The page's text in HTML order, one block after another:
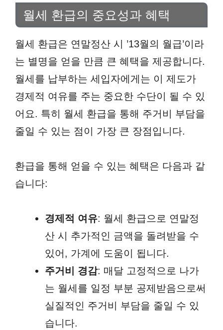
월세 환급의 중요성과 혜택
월세 환급은 연말정산 시 ’13월의 월급’이라
는 별명을 얻을 만큼 큰 혜택을 제공합니다.
월세를 납부하는 세입자에게는 이 제도가
경제적 여유를 주는 중요한 수단이 될 수 있
어요. 특히 월세 환급을 통해 주거비 부담을
줄일 수 있는 점이 가장 큰 장점입니다.
환급을 통해 얻을 수 있는 혜택은 다음과 같
습니다:
경제적 여유: 월세 환급으로 연말정
산 시 추가적인 금액을 돌려받을 수
있어, 가계에 도움이 됩니다.
주거비 경감: 매달 고정적으로 나가
는 월세를 일정 부분 공제받음으로써
실질적인 주거비 부담을 줄일 수 있
습니다.